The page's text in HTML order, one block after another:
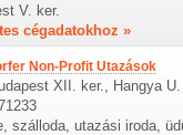
V. ker.
cégadatokhoz »
Non-Profit Utazások
XII. ker., Hangya U.
szálloda, utazási iroda,